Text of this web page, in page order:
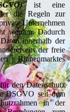
ist eine
die Regeln zur
Unternehmen
werden. Dadurch
innerhalb der
der freie
Binnenmarktes
den Datenschutz
DSGVO seit dem
in der